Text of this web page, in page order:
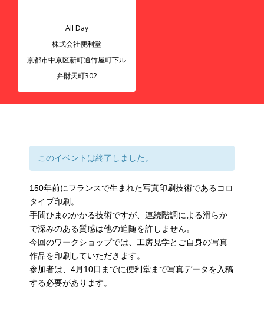
All Day
株式会社便利堂
京都市中京区新町通竹屋町下ル
弁財天町302
このイベントは終了しました。
150年前にフランスで生まれた写真印刷技術であるコロ
タイプ印刷。
手間ひまのかかる技術ですが、連続階調による滑らか
で深みのある質感は他の追随を許しません。
今回のワークショップでは、工房見学とご自身の写真
作品を印刷していただきます。
参加者は、4月10日までに便利堂まで写真データを入稿
する必要があります。